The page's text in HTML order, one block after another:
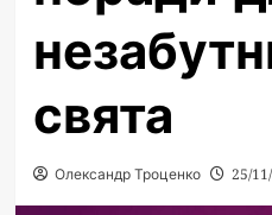
свята
Олександр Троценко 25/